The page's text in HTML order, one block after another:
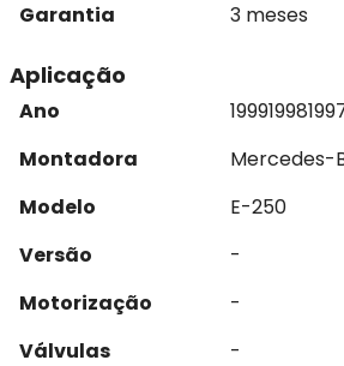
Garantia
3 meses
Aplicação
Ano 19991998
Montadora
Mercedes-
Modelo
E-250
Versão
-
Motorização
-
Válvulas
-